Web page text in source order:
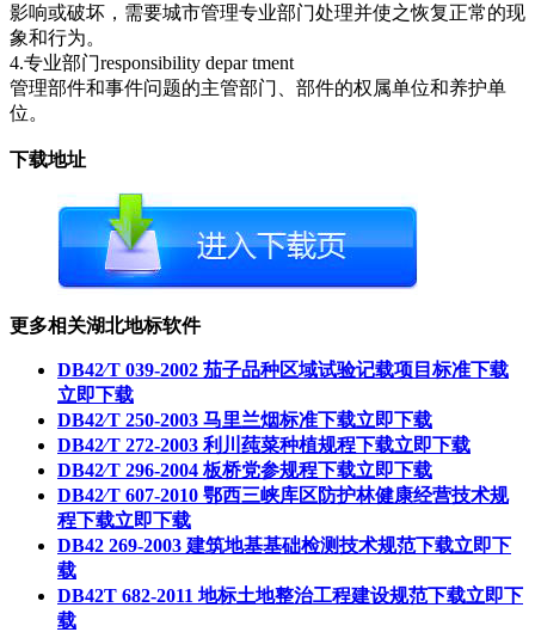
影响或破坏，需要城市管理专业部门处理并使之恢复正常的现
象和行为。
4.专业部门responsibility depar tment
管理部件和事件问题的主管部门、部件的权属单位和养护单
位。
下载地址
更多相关湖北地标软件
DB42∕T 039-2002 茄子品种区域试验记载项目标准下载
立即下载
DB42∕T 250-2003 马里兰烟标准下载立即下载
DB42∕T 272-2003 利川莼菜种植规程下载立即下载
DB42∕T 296-2004 板桥党参规程下载立即下载
DB42∕T 607-2010 鄂西三峡库区防护林健康经营技术规
程下载立即下载
DB42 269-2003 建筑地基基础检测技术规范下载立即下
载
DB42T 682-2011 地标土地整治工程建设规范下载立即下
载